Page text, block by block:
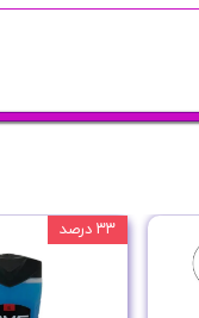
۳۳ درصد